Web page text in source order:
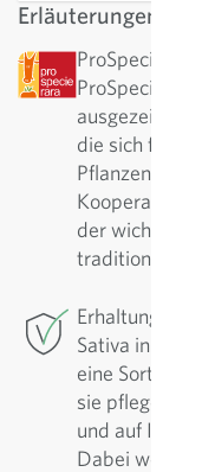
Erläuterungen
die sich für
Kooperation
der wichtigen
traditionellen
Sativa in
eine Sorte in
sie pflegen.
und auf Ihre
Dabei